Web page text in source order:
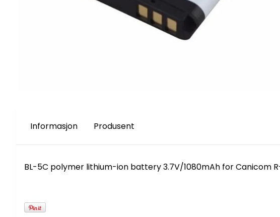
Informasjon Produsent
BL-5C polymer lithium-ion battery 3.7V/1080mAh for Canicom